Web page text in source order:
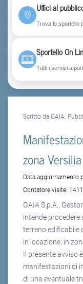
Uffici al
Trova lo sportello
Sportello On
Tutti i servizi a
Scritto da GAIA.
zona Versilia
Data aggiornamento
Contatore visite:
GAIA S.p.A.,
intende procedere
terreno edificabile
in locazione, in
Il presente avviso
manifestazioni di
di una eventuale